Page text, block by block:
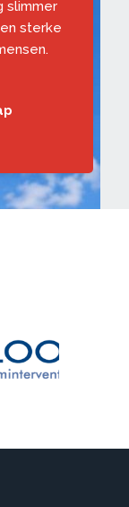
slimmer
sterke